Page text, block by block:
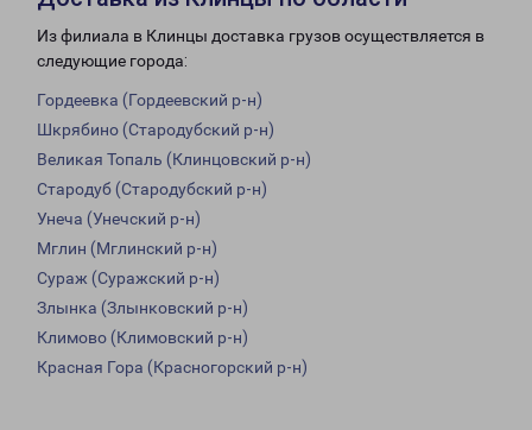
Из филиала в Клинцы доставка грузов осуществляется в
следующие города:
Гордеевка (Гордеевский р-н)
Шкрябино (Стародубский р-н)
Великая Топаль (Клинцовский р-н)
Стародуб (Стародубский р-н)
Унеча (Унечский р-н)
Мглин (Мглинский р-н)
Сураж (Суражский р-н)
Злынка (Злынковский р-н)
Климово (Климовский р-н)
Красная Гора (Красногорский р-н)